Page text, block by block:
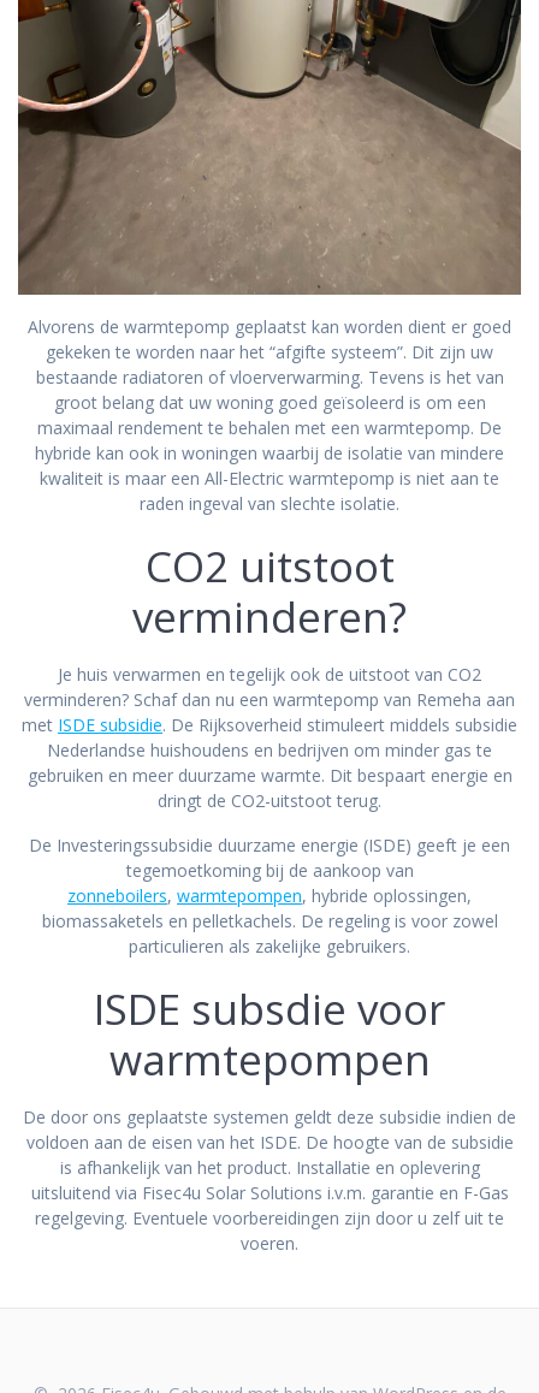
Alvorens de warmtepomp geplaatst kan worden dient er goed
gekeken te worden naar het “afgifte systeem”. Dit zijn uw
bestaande radiatoren of vloerverwarming. Tevens is het van
groot belang dat uw woning goed geïsoleerd is om een
maximaal rendement te behalen met een warmtepomp. De
hybride kan ook in woningen waarbij de isolatie van mindere
kwaliteit is maar een All-Electric warmtepomp is niet aan te
raden ingeval van slechte isolatie.
CO2 uitstoot
verminderen?
Je huis verwarmen en tegelijk ook de uitstoot van CO2
verminderen? Schaf dan nu een warmtepomp van Remeha aan
met ISDE subsidie. De Rijksoverheid stimuleert middels subsidie
Nederlandse huishoudens en bedrijven om minder gas te
gebruiken en meer duurzame warmte. Dit bespaart energie en
dringt de CO2-uitstoot terug.
De Investeringssubsidie duurzame energie (ISDE) geeft je een
tegemoetkoming bij de aankoop van
zonneboilers, warmtepompen, hybride oplossingen,
biomassaketels en pelletkachels. De regeling is voor zowel
particulieren als zakelijke gebruikers.
ISDE subsdie voor
warmtepompen
De door ons geplaatste systemen geldt deze subsidie indien de
voldoen aan de eisen van het ISDE. De hoogte van de subsidie
is afhankelijk van het product. Installatie en oplevering
uitsluitend via Fisec4u Solar Solutions i.v.m. garantie en F-Gas
regelgeving. Eventuele voorbereidingen zijn door u zelf uit te
voeren.